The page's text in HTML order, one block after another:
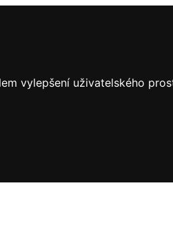
vylepšení uživatelského